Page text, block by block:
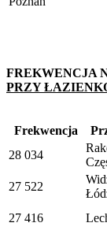
FREKWENCJA
PRZY
Frekwencja
28 034
27 522
27 416